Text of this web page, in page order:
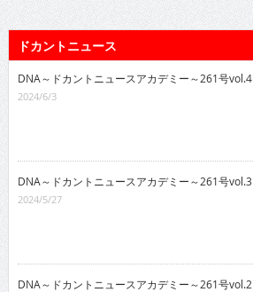
ドカントニュース
DNA～ドカントニュースアカデミー～261号vol.4
2024/6/3
DNA～ドカントニュースアカデミー～261号vol.3
2024/5/27
DNA～ドカントニュースアカデミー～261号vol.2